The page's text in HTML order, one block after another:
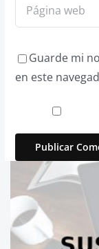
Guarde mi
en este